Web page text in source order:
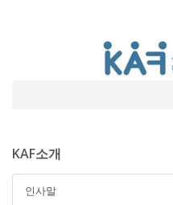
KAF소개
인사말